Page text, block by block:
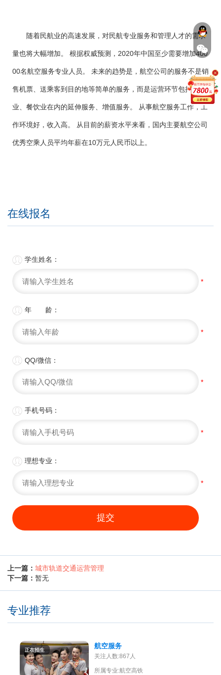
随着民航业的高速发展，对民航专业服务和管理人才的需求
量也将大幅增加。 根据权威预测，2020年中国至少需要增加400
00名航空服务专业人员。 未来的趋势是，航空公司的服务不是销
售机票、送乘客到目的地等简单的服务，而是运营环节包括旅游
业、餐饮业在内的延伸服务、增值服务。 从事航空服务工作，工
作环境好，收入高。 从目前的薪资水平来看，国内主要航空公司
优秀空乘人员平均年薪在10万元人民币以上。
在线报名
 学生姓名：
*
 年 龄：
*
 QQ/微信：
*
 手机号码：
*
 理想专业：
*
提交
上一篇： 城市轨道交通运营管理
下一篇： 暂无
专业推荐
正在招生
航空服务
关注人数:867人
所属专业:航空高铁